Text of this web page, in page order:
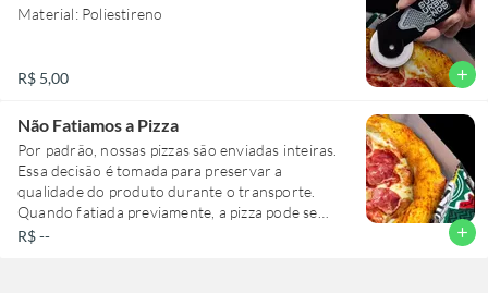
Material: Poliestireno
R$ 5,00 add
Não Fatiamos a Pizza
Por padrão, nossas pizzas são enviadas inteiras.
Essa decisão é tomada para preservar a
qualidade do produto durante o transporte.
Quando fatiada previamente, a pizza pode se
movimentar dentro da embalagem, fazendo com
R$ -- add